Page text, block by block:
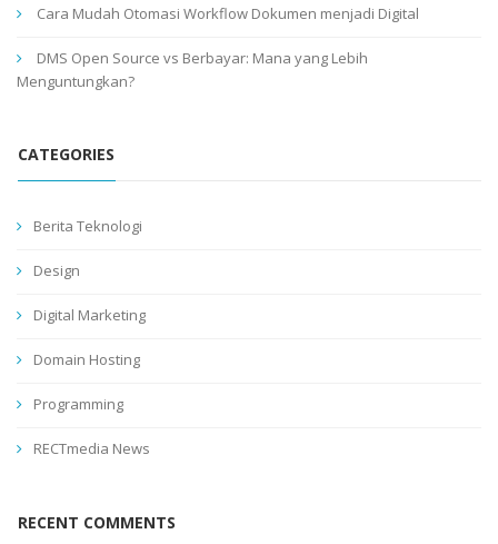
Cara Mudah Otomasi Workflow Dokumen menjadi Digital
DMS Open Source vs Berbayar: Mana yang Lebih
Menguntungkan?
CATEGORIES
Berita Teknologi
Design
Digital Marketing
Domain Hosting
Programming
RECTmedia News
RECENT COMMENTS